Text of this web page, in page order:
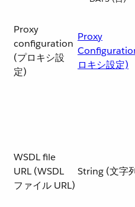
Proxy
configuration
(プロキシ設
定)
Proxy
ロキシ設定)
WSDL file
URL (WSDL
ファイル URL)
String (文字